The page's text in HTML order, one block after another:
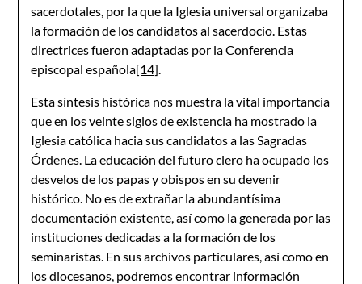
sacerdotales, por la que la Iglesia universal organizaba
la formación de los candidatos al sacerdocio. Estas
directrices fueron adaptadas por la Conferencia
episcopal española[14].
Esta síntesis histórica nos muestra la vital importancia
que en los veinte siglos de existencia ha mostrado la
Iglesia católica hacia sus candidatos a las Sagradas
Órdenes. La educación del futuro clero ha ocupado los
desvelos de los papas y obispos en su devenir
histórico. No es de extrañar la abundantísima
documentación existente, así como la generada por las
instituciones dedicadas a la formación de los
seminaristas. En sus archivos particulares, así como en
los diocesanos, podremos encontrar información